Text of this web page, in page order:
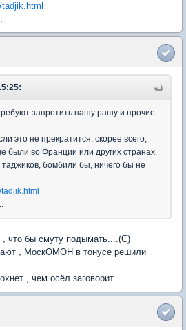
запретить нашу рашу и прочие
это не прекратится, скорее всего,
были во Франции или других странах.
бомбили бы, ничего бы не
что бы смуту подымать....(С)
, МоскОМОН в тонусе решили
, чем осёл заговорит..........